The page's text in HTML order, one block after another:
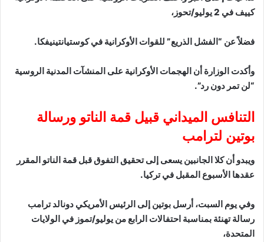
كييف في 2 يوليو/تحوز،
فضلاً عن “الفشل الذريع” للقوات الأوكرانية في كوستيانتينيفكا.
وأكدت الوزارة أن الهجمات الأوكرانية على المنشآت المدنية الروسية
“لن تمر دون رد”.
التنافس الميداني قبيل قمة الناتو ورسالة
بوتين لترامب
ويبدو أن كلا الجانبين يسعى إلى تحقيق التفوق قبل قمة الناتو المقرر
عقدها الأسبوع المقبل في تركيا.
وفي يوم السبت، أرسل بوتين إلى الرئيس الأمريكي دونالد ترامب
رسالة تهنئة بمناسبة احتفالات الرابع من يوليو/تموز في الولايات
المتحدة،